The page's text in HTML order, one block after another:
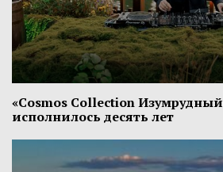
«Cosmos Collection
исполнилось десять лет